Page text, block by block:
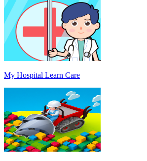
My Hospital Learn Care